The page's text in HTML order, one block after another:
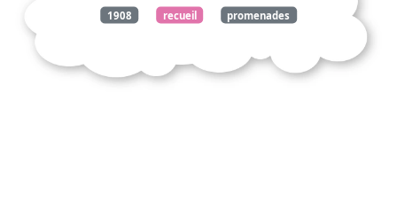
1908 recueil promenades
amuse